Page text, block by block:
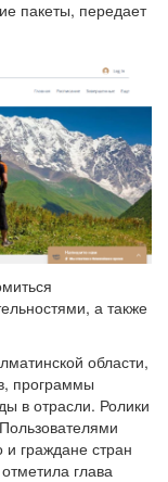
пакеты, передает
а также
области,
программы
в отрасли. Ролики
и граждане стран
глава